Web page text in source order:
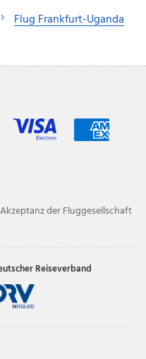
Flug Frankfurt-Uganda